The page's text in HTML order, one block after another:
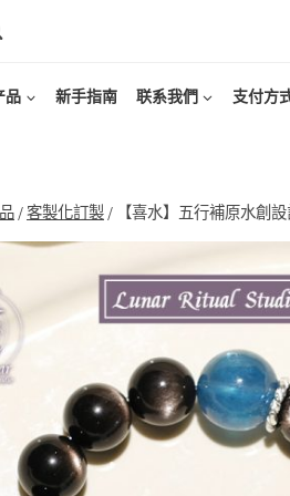
品 新手指南 联系我們 支付方
/客製化訂製 / 【喜水】五行補原水創